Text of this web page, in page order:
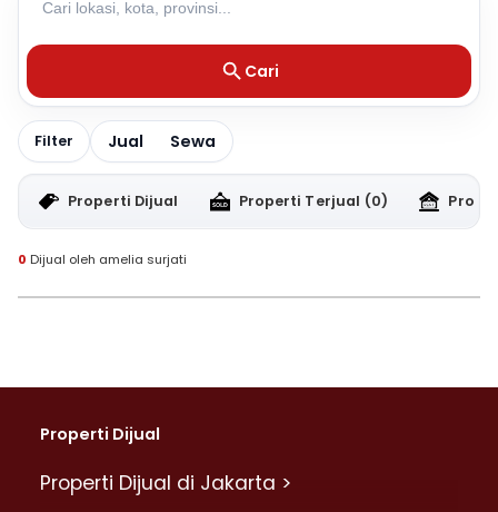
Cari
Filter Jual Sewa
Properti Dijual Properti Terjual (0)
0 Dijual oleh amelia surjati
Properti Dijual
Properti Dijual di Jakarta >